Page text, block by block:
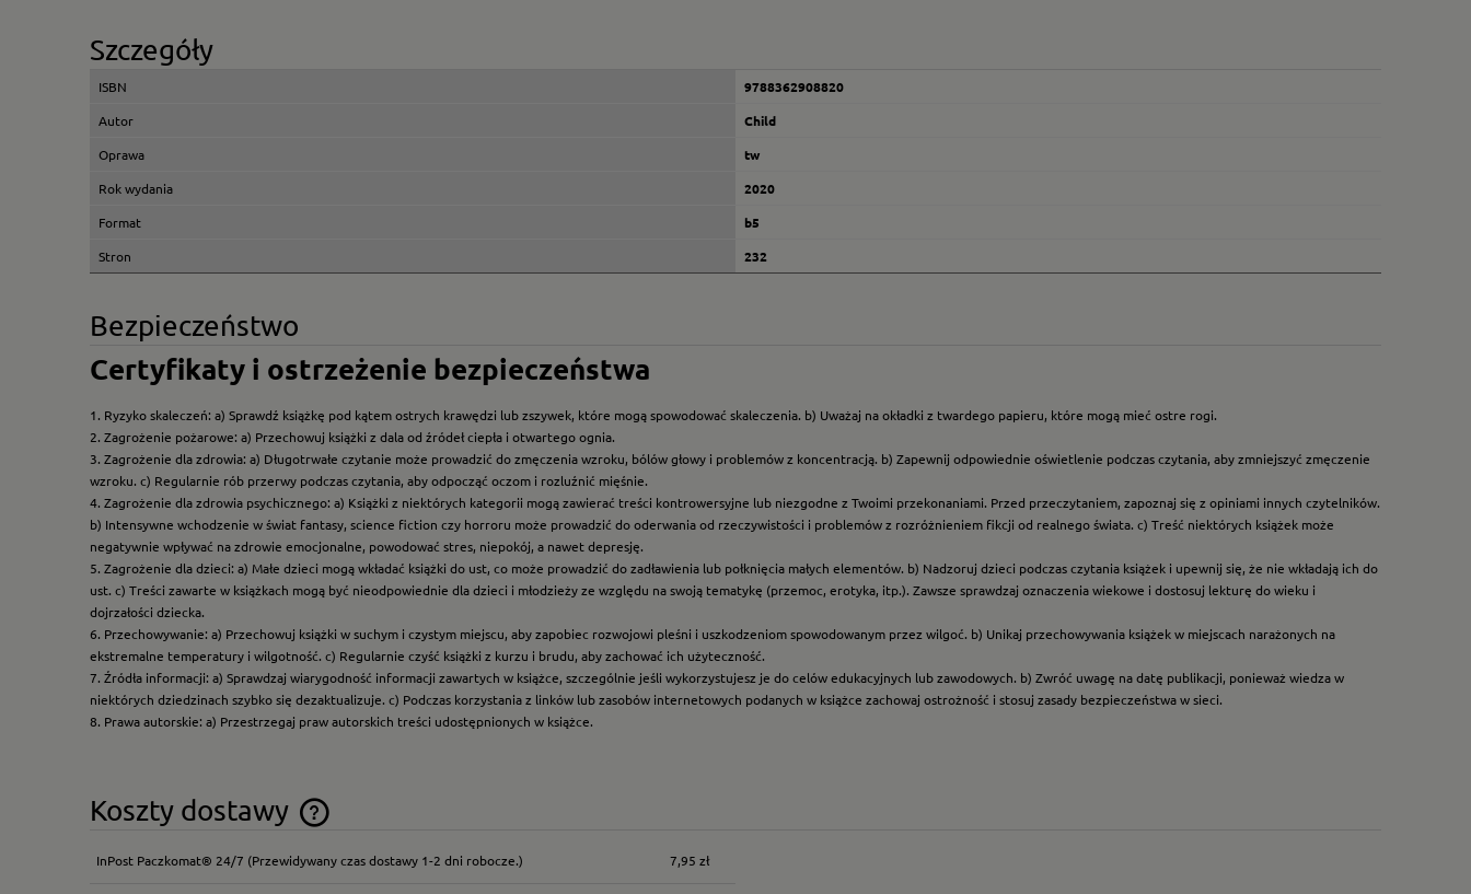
Szczegóły
ISBN
9788362908820
Autor
Child
Oprawa
tw
Rok wydania
2020
Format
b5
Stron
232
Bezpieczeństwo
Certyfikaty i ostrzeżenie bezpieczeństwa
1. Ryzyko skaleczeń: a) Sprawdź książkę pod kątem ostrych krawędzi lub zszywek, które mogą spowodować skaleczenia. b) Uważaj na okładki z twardego papieru, które mogą mieć ostre rogi.
2. Zagrożenie pożarowe: a) Przechowuj książki z dala od źródeł ciepła i otwartego ognia.
3. Zagrożenie dla zdrowia: a) Długotrwałe czytanie może prowadzić do zmęczenia wzroku, bólów głowy i problemów z koncentracją. b) Zapewnij odpowiednie oświetlenie podczas czytania, aby zmniejszyć zmęczenie
wzroku. c) Regularnie rób przerwy podczas czytania, aby odpocząć oczom i rozluźnić mięśnie.
4. Zagrożenie dla zdrowia psychicznego: a) Książki z niektórych kategorii mogą zawierać treści kontrowersyjne lub niezgodne z Twoimi przekonaniami. Przed przeczytaniem, zapoznaj się z opiniami innych czytelników.
b) Intensywne wchodzenie w świat fantasy, science fiction czy horroru może prowadzić do oderwania od rzeczywistości i problemów z rozróżnieniem fikcji od realnego świata. c) Treść niektórych książek może
negatywnie wpływać na zdrowie emocjonalne, powodować stres, niepokój, a nawet depresję.
5. Zagrożenie dla dzieci: a) Małe dzieci mogą wkładać książki do ust, co może prowadzić do zadławienia lub połknięcia małych elementów. b) Nadzoruj dzieci podczas czytania książek i upewnij się, że nie wkładają ich do
ust. c) Treści zawarte w książkach mogą być nieodpowiednie dla dzieci i młodzieży ze względu na swoją tematykę (przemoc, erotyka, itp.). Zawsze sprawdzaj oznaczenia wiekowe i dostosuj lekturę do wieku i
dojrzałości dziecka.
6. Przechowywanie: a) Przechowuj książki w suchym i czystym miejscu, aby zapobiec rozwojowi pleśni i uszkodzeniom spowodowanym przez wilgoć. b) Unikaj przechowywania książek w miejscach narażonych na
ekstremalne temperatury i wilgotność. c) Regularnie czyść książki z kurzu i brudu, aby zachować ich użyteczność.
7. Źródła informacji: a) Sprawdzaj wiarygodność informacji zawartych w książce, szczególnie jeśli wykorzystujesz je do celów edukacyjnych lub zawodowych. b) Zwróć uwagę na datę publikacji, ponieważ wiedza w
niektórych dziedzinach szybko się dezaktualizuje. c) Podczas korzystania z linków lub zasobów internetowych podanych w książce zachowaj ostrożność i stosuj zasady bezpieczeństwa w sieci.
8. Prawa autorskie: a) Przestrzegaj praw autorskich treści udostępnionych w książce.
Koszty dostawy
Cena nie zawiera ewentualnych kosztów
InPost Paczkomat® 24/7 (Przewidywany czas dostawy 1-2 dni robocze.) 7,95 zł